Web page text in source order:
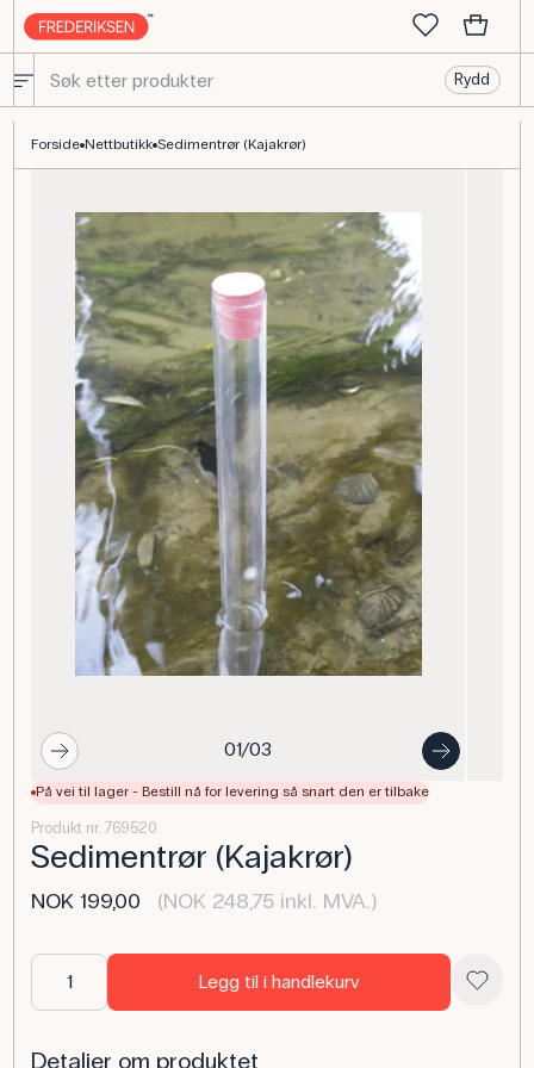
Rydd
Forside Nettbutikk Sedimentrør (Kajakrør)
01/03
På vei til lager - Bestill nå for levering så snart den er tilbake
Produkt nr. 769520
Sedimentrør (Kajakrør)
NOK 199,00 (NOK 248,75 inkl. MVA.)
Legg til i handlekurv
Detaljer om produktet